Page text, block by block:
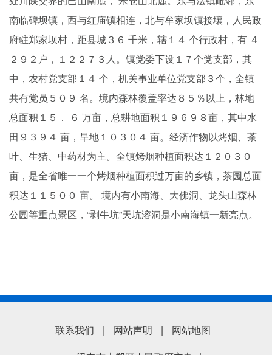
南临碑坝镇，西与红庙镇相连，北与牟家坝镇接壤，人民政
府驻郑家坝村，距县城３６ 千米，辖１４ 个行政村，有 ４
２９２户，１２２７３人。镇党委下设１７个党支部，其
中，农村党支部１４ 个，机关事业单位党支部３个，全镇
共有党员５０９ 名。境内森林覆盖率达８５％以上，林地
总面积１５． ６ 万亩，总耕地面积１９６９８亩，其中水
田９３９４ 亩，旱地１０３０４ 亩。经济作物以烤烟、茶
叶、生猪、中药材为主。全镇烤烟种植面积达１２０３０
亩，是全省唯一一个烤烟种植面积过万亩的乡镇，茶园总面
积达１１５００ 亩。 境内有小南海、大佛洞、龙头山森林
公园等重点景区，“剥牛坑”天坑溶洞是小南海镇一新亮点。
联系我们 | 网站声明 |
网站地图